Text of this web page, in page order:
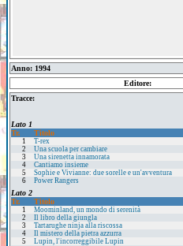
Anno: 1994
Editore:
Tracce:
Lato 1
Tr.
Titolo
1 T-rex
2
Una scuola per cambiare
3
Una sirenetta innamorata
4
Cantiamo insieme
5
Sophie e Vivianne: due sorelle e un'avventura
6
Power Rangers
Lato 2
Tr.
Titolo
1 Moominland, un mondo di serenità
2
Il libro della giungla
3
Tartarughe ninja alla riscossa
4
Il mistero della pietra azzurra
5
Lupin, l'incorreggibile Lupin